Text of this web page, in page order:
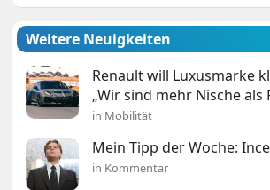
Weitere Neuigkeiten
Renault will Luxusmarke
„Wir sind mehr Nische als
in Mobilität
Mein Tipp der Woche:
in Kommentar